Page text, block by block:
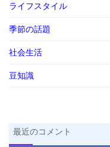
ライフスタイル
季節の話題
社会生活
豆知識
最近のコメント